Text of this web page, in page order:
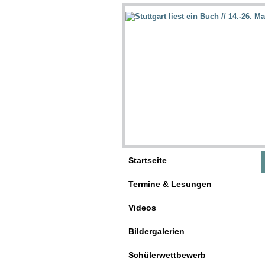
Startseite
Termine & Lesungen
Videos
Bildergalerien
Schülerwettbewerb